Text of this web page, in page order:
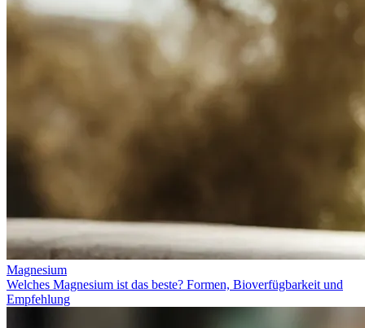
Magnesium
Welches Magnesium ist das beste? Formen, Bioverfügbarkeit und
Empfehlung